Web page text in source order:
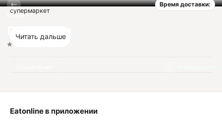
Вход / регистрация
Время доставки:
Маркет
Пятёрочка
супермаркет
Читать дальше
Eatonline в приложении